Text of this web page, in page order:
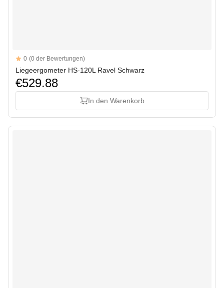
Reviews
0 (0 der Bewertungen)
Liegeergometer HS-120L Ravel Schwarz
€529.88
In den Warenkorb